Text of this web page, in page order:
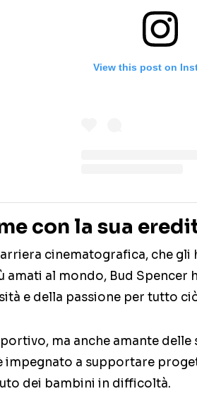
View this post on
con la sua
cinematografica, che gli
amati al mondo, Bud Spencer
e della passione per tutto
ma anche amante delle
impegnato a supportare
dei bambini in difficoltà.